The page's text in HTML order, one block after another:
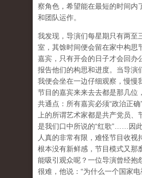
察角色，希望能在最短的时间内
和团队运作。
我发现，导演们每星期只有两至
室，其馀时间便会留在家中构思
嘉宾，只有开会的日子才会回办
报告他们的构思和进度。当导演
我便会坐在一边仔细观察，慢慢
节目的嘉宾来来去去都是那几位
共通点：所有嘉宾必须“政治正确
上的所谓艺术家都是共产党员、
是我们口中所说的“红歌”……因
人真的非常有限，难怪节目收视
根本没有新鲜感，节目模式又那
能吸引观众呢？一位导演曾经抱
很难，他说：“为什么一个国家